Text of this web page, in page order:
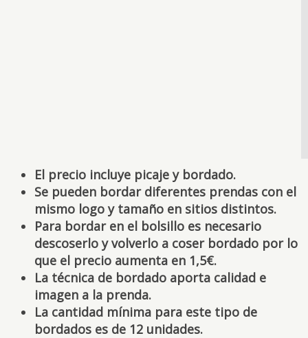
El precio incluye picaje y bordado.
Se pueden bordar diferentes prendas con el
mismo logo y tamaño en sitios distintos.
Para bordar en el bolsillo es necesario
descoserlo y volverlo a coser bordado por lo
que el precio aumenta en 1,5€.
La técnica de bordado aporta calidad e
imagen a la prenda.
La cantidad mínima para este tipo de
bordados es de 12 unidades.